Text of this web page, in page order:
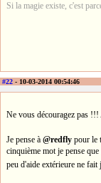
Si la magie existe, c'est
#22 - 10-03-2014 00:54:46
Ne vous découragez pas
Je pense à @redfly pour le
cinquième mot je pense
peu d'aide extérieure ne fait